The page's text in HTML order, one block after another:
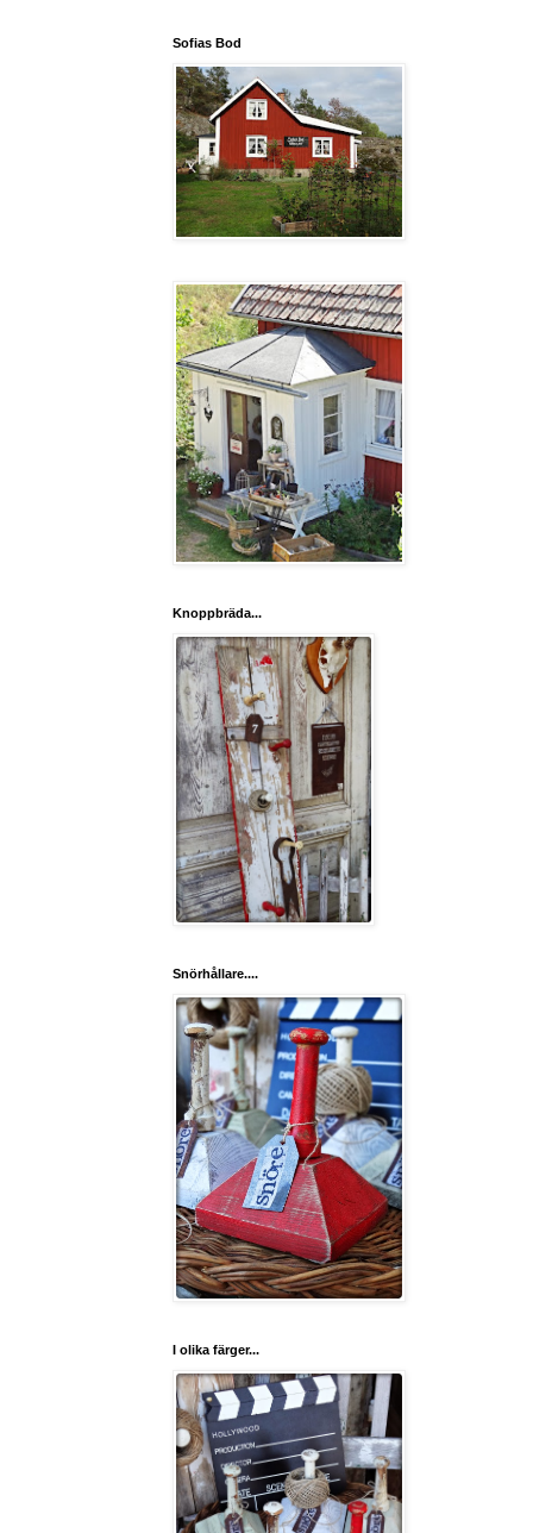
Sofias Bod
Knoppbräda...
Snörhållare....
I olika färger...